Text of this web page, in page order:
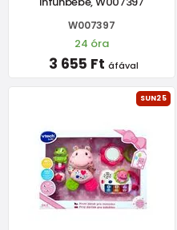
W007397
24 óra
3 655 Ft áfával
SUN25